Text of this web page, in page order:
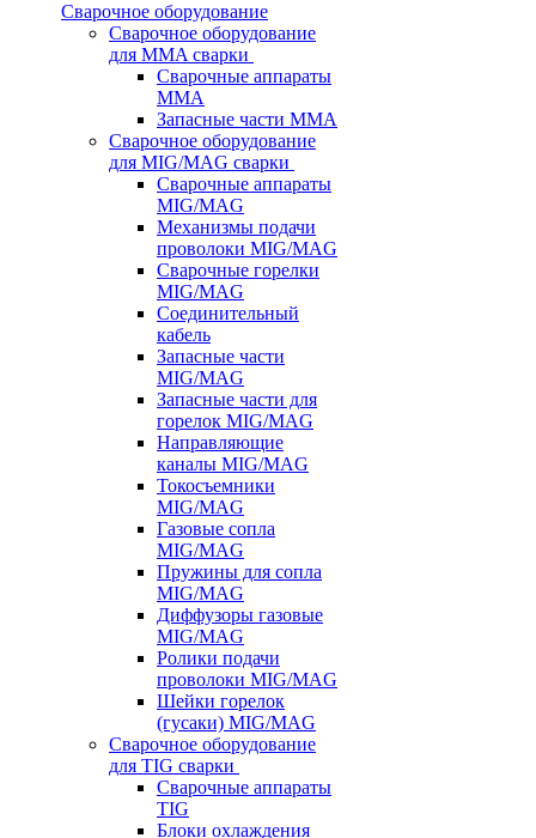
Сварочное оборудование
Сварочное оборудование
для MMA сварки
Сварочные аппараты
MMA
Запасные части MMA
Сварочное оборудование
для MIG/MAG сварки
Сварочные аппараты
MIG/MAG
Механизмы подачи
проволоки MIG/MAG
Сварочные горелки
MIG/MAG
Соединительный
кабель
Запасные части
MIG/MAG
Запасные части для
горелок MIG/MAG
Направляющие
каналы MIG/MAG
Токосъемники
MIG/MAG
Газовые сопла
MIG/MAG
Пружины для сопла
MIG/MAG
Диффузоры газовые
MIG/MAG
Ролики подачи
проволоки MIG/MAG
Шейки горелок
(гусаки) MIG/MAG
Сварочное оборудование
для TIG сварки
Сварочные аппараты
TIG
Блоки охлаждения